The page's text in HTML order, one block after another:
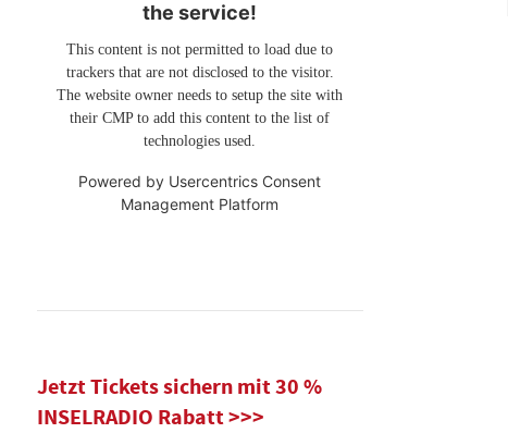
the service!
This content is not permitted to load due to
trackers that are not disclosed to the visitor.
The website owner needs to setup the site with
their CMP to add this content to the list of
technologies used.
Powered by Usercentrics Consent
Management Platform
Jetzt Tickets sichern mit 30 %
INSELRADIO Rabatt >>>